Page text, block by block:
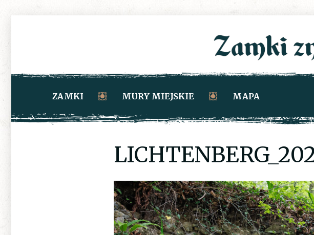
ZAMKI MURY MIEJSKIE MAPA